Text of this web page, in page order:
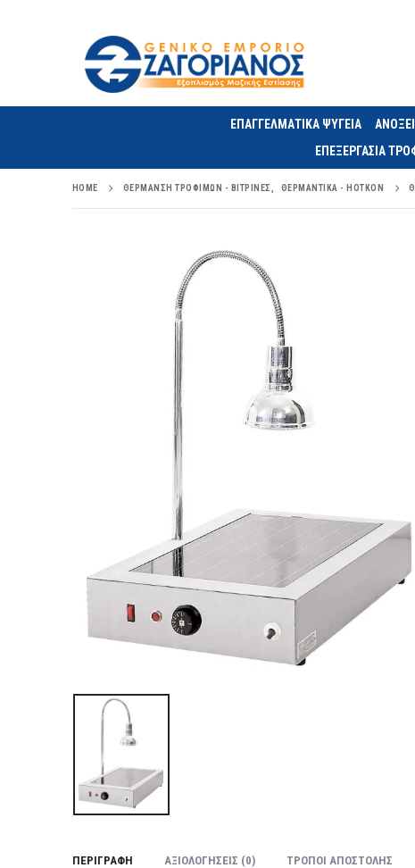
ΕΠΑΓΓΕΛΜΑΤΙΚΑ ΨΥΓΕΙΑ
ΕΠΕΞΕΡΓΑΣΙΑ
HOME ΘΈΡΜΑΝΣΗ ΤΡΟΦΊΜΩΝ - ΒΙΤΡΊΝΕΣ ΘΕΡΜΑΝΤΙΚΆ - HOTKON
ΠΕΡΙΓΡΑΦΉ ΑΞΙΟΛΟΓΉΣΕΙΣ (0) ΤΡΌΠΟΙ ΑΠΟΣΤΟΛΉΣ